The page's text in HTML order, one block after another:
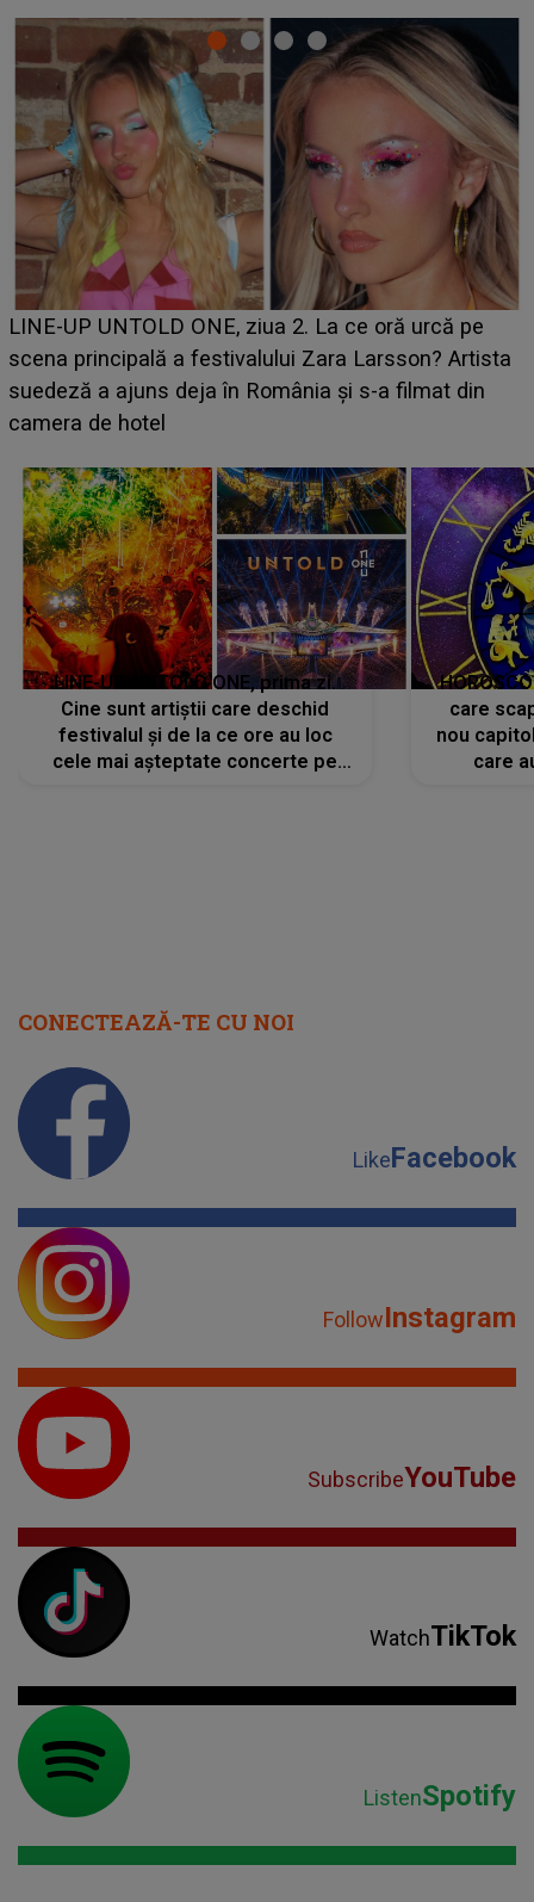
Ce a dezvăluit noua concurentă din "Casa Iubirii" l-a
luat prin surprindere pe Emanuel. CINE ESTE
BĂIATUL VIZAT de Alexandra?! Aflându-se în fața
faptului împlinit, A RECUNOSCUT IMEDIAT: "Am
LINE-UP UNTOLD ONE, prima zi.
Cine sunt artiștii care deschid
festivalul și de la ce ore au loc
cele mai așteptate concerte pe
care
nou
care
CONECTEAZĂ-TE CU NOI
LikeFacebook
FollowInstagram
SubscribeYouTube
WatchTikTok
ListenSpotify